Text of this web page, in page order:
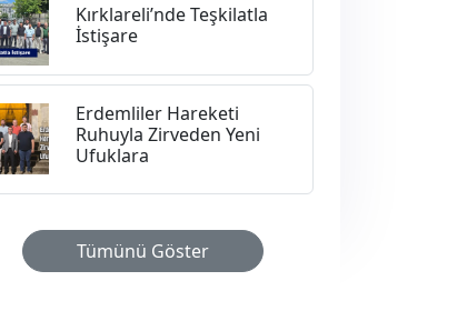
Kırklareli’nde Teşkilatla
İstişare
Erdemliler Hareketi
Ruhuyla Zirveden Yeni
Ufuklara
Tümünü Göster